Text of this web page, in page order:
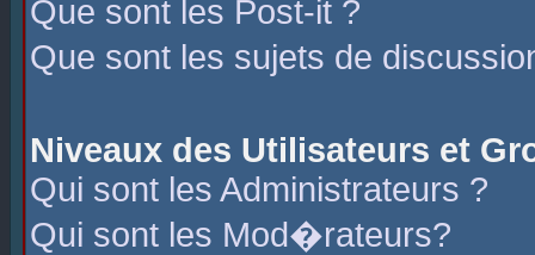
Que sont les Post-it ?
Que sont les sujets de
Niveaux des Utilisateurs et
Qui sont les Administrateurs ?
Qui sont les Mod�rateurs?